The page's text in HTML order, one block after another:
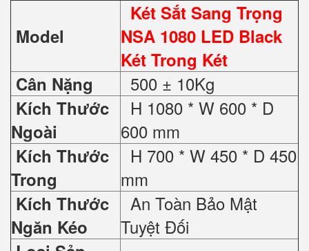
Model
Két Sắt Sang Trọng
NSA 1080 LED Black
Két Trong Két
Cân Nặng
500 ± 10Kg
Kích Thước
Ngoài
H 1080 * W 600 * D
600 mm
Kích Thước
Trong
H 700 * W 450 * D 450
mm
Kích Thước
Ngăn Kéo
An Toàn Bảo Mật
Tuyệt Đối